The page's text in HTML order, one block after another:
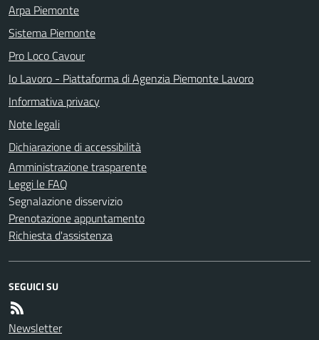
Arpa Piemonte
Sistema Piemonte
Pro Loco Cavour
Io Lavoro - Piattaforma di Agenzia Piemonte Lavoro
Informativa privacy
Note legali
Dichiarazione di accessibilità
Amministrazione trasparente
Leggi le FAQ
Segnalazione disservizio
Prenotazione appuntamento
Richiesta d'assistenza
SEGUICI SU
Newsletter